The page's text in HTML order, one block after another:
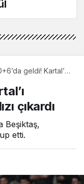
geldi! Kartal’ı
çıkardı
Beşiktaş,
etti.